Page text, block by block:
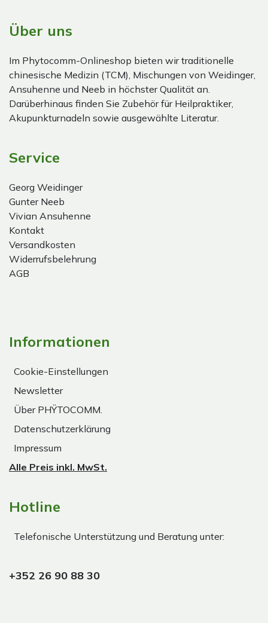
Über uns
Im Phytocomm-Onlineshop bieten wir traditionelle
chinesische Medizin (TCM), Mischungen von Weidinger,
Ansuhenne und Neeb in höchster Qualität an.
Darüberhinaus finden Sie Zubehör für Heilpraktiker,
Akupunkturnadeln sowie ausgewählte Literatur.
Service
Georg Weidinger
Gunter Neeb
Vivian Ansuhenne
Kontakt
Versandkosten
Widerrufsbelehrung
AGB
Informationen
Cookie-Einstellungen
Newsletter
Über PHŸTOCOMM.
Datenschutzerklärung
Impressum
Alle Preis inkl. MwSt.
Hotline
Telefonische Unterstützung und Beratung unter:
+352 26 90 88 30